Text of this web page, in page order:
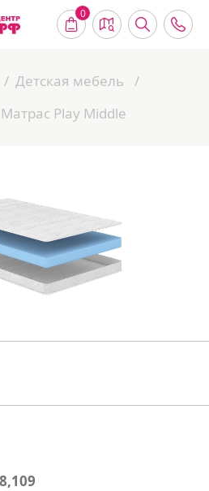
0
Детская мебель
Матрас Play Middle